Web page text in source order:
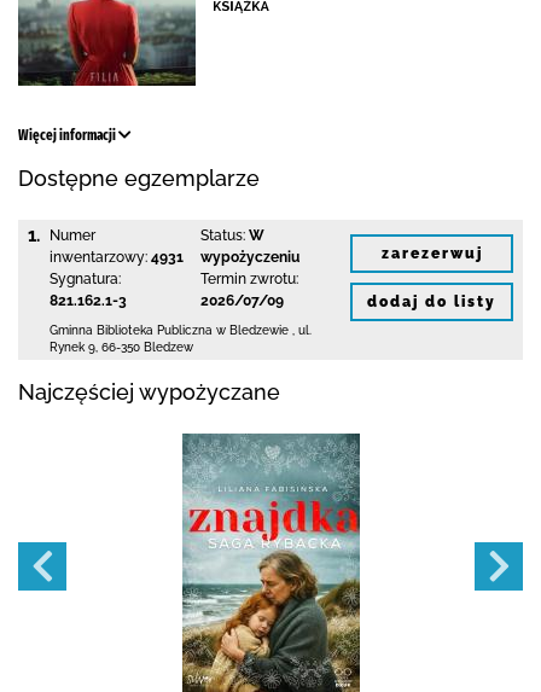
Więcej informacji
Dostępne egzemplarze
1.
Numer
inwentarzowy: 4931
Sygnatura:
821.162.1-3
Status: W
wypożyczeniu
Termin zwrotu:
2026/07/09
Gminna Biblioteka Publiczna w Bledzewie
ul.
Rynek 9 66-350 Bledzew
zarezerwuj
dodaj do listy
Najczęściej wypożyczane